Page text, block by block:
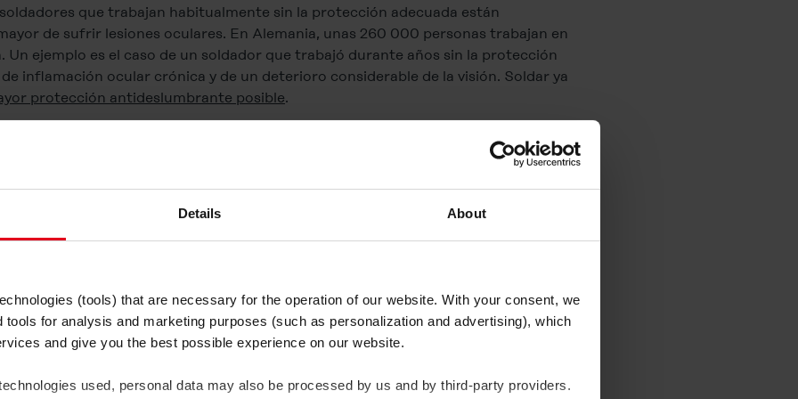
Details About
(tools) that are necessary for the operation of our website. With your consent, we
tools for analysis and marketing purposes (such as personalization and advertising), which
and give you the best possible experience on our website.
used, personal data may also be processed by us and by third-party providers.
que trabajan habitualmente sin la protección adecuada están
de sufrir lesiones oculares. En Alemania, unas 260 000 personas trabajan en
Un ejemplo es el caso de un soldador que trabajó durante años sin la protección
inflamación ocular crónica y de un deterioro considerable de la visión. Soldar ya
protección antideslumbrante posible.
oculares
o DOG (Sociedad Alemana de Oftalmología), cada año se producen en
5 % de las cuales tienen consecuencias graves. Entre ellas se incluyen la
y, en casos extremos, incluso la ceguera.
son también un grave problema en Austria. Según la Allgemeinen
General Austriaca de Seguros de Accidentes), en 2023 se produjeron un
cuales muchos se debieron a lesiones oculares. La AUVA subraya que muchas de
de medidas de protección adecuadas.